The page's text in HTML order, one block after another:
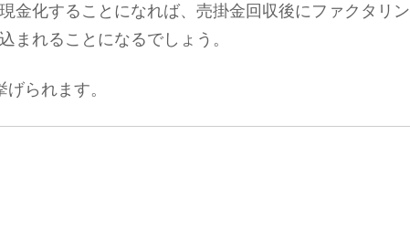
金化することになれば、売掛金回収後にファクタリン
まれることになるでしょう。
られます。